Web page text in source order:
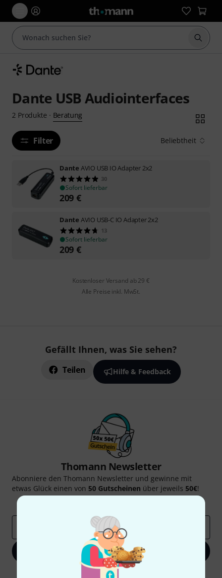
Suche
Dante USB Audiointerfaces
2 Produkte · Beratung
Filter Beliebtheit
Dante AVIO USB IO Adapter 2x2
30
Sofort lieferbar
209 €
Dante AVIO USB-C IO Adapter 2x2
13
Sofort lieferbar
209 €
Kostenloser Versand ab 29 €
Alle Preise inkl. MwSt.
Gefällt Ihnen, was Sie sehen?
Teilen Hilfe & Feedback
Thomann Newsletter
Abonniere den Thomann Newsletter und gewinne mit
etwas Glück einen von 50 Gutscheinen über jeweils 50€!
Thomann Insights
Jetzt anmelden
Mit Klick auf „Jetzt anmelden“ stimmen Sie dem Erhalt von E-Mail-